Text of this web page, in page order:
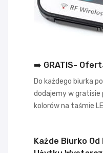
➡️ GRATIS-
Do każdego biurka
dodajemy w gratisie
kolorów na taśmie
Każde Biurko